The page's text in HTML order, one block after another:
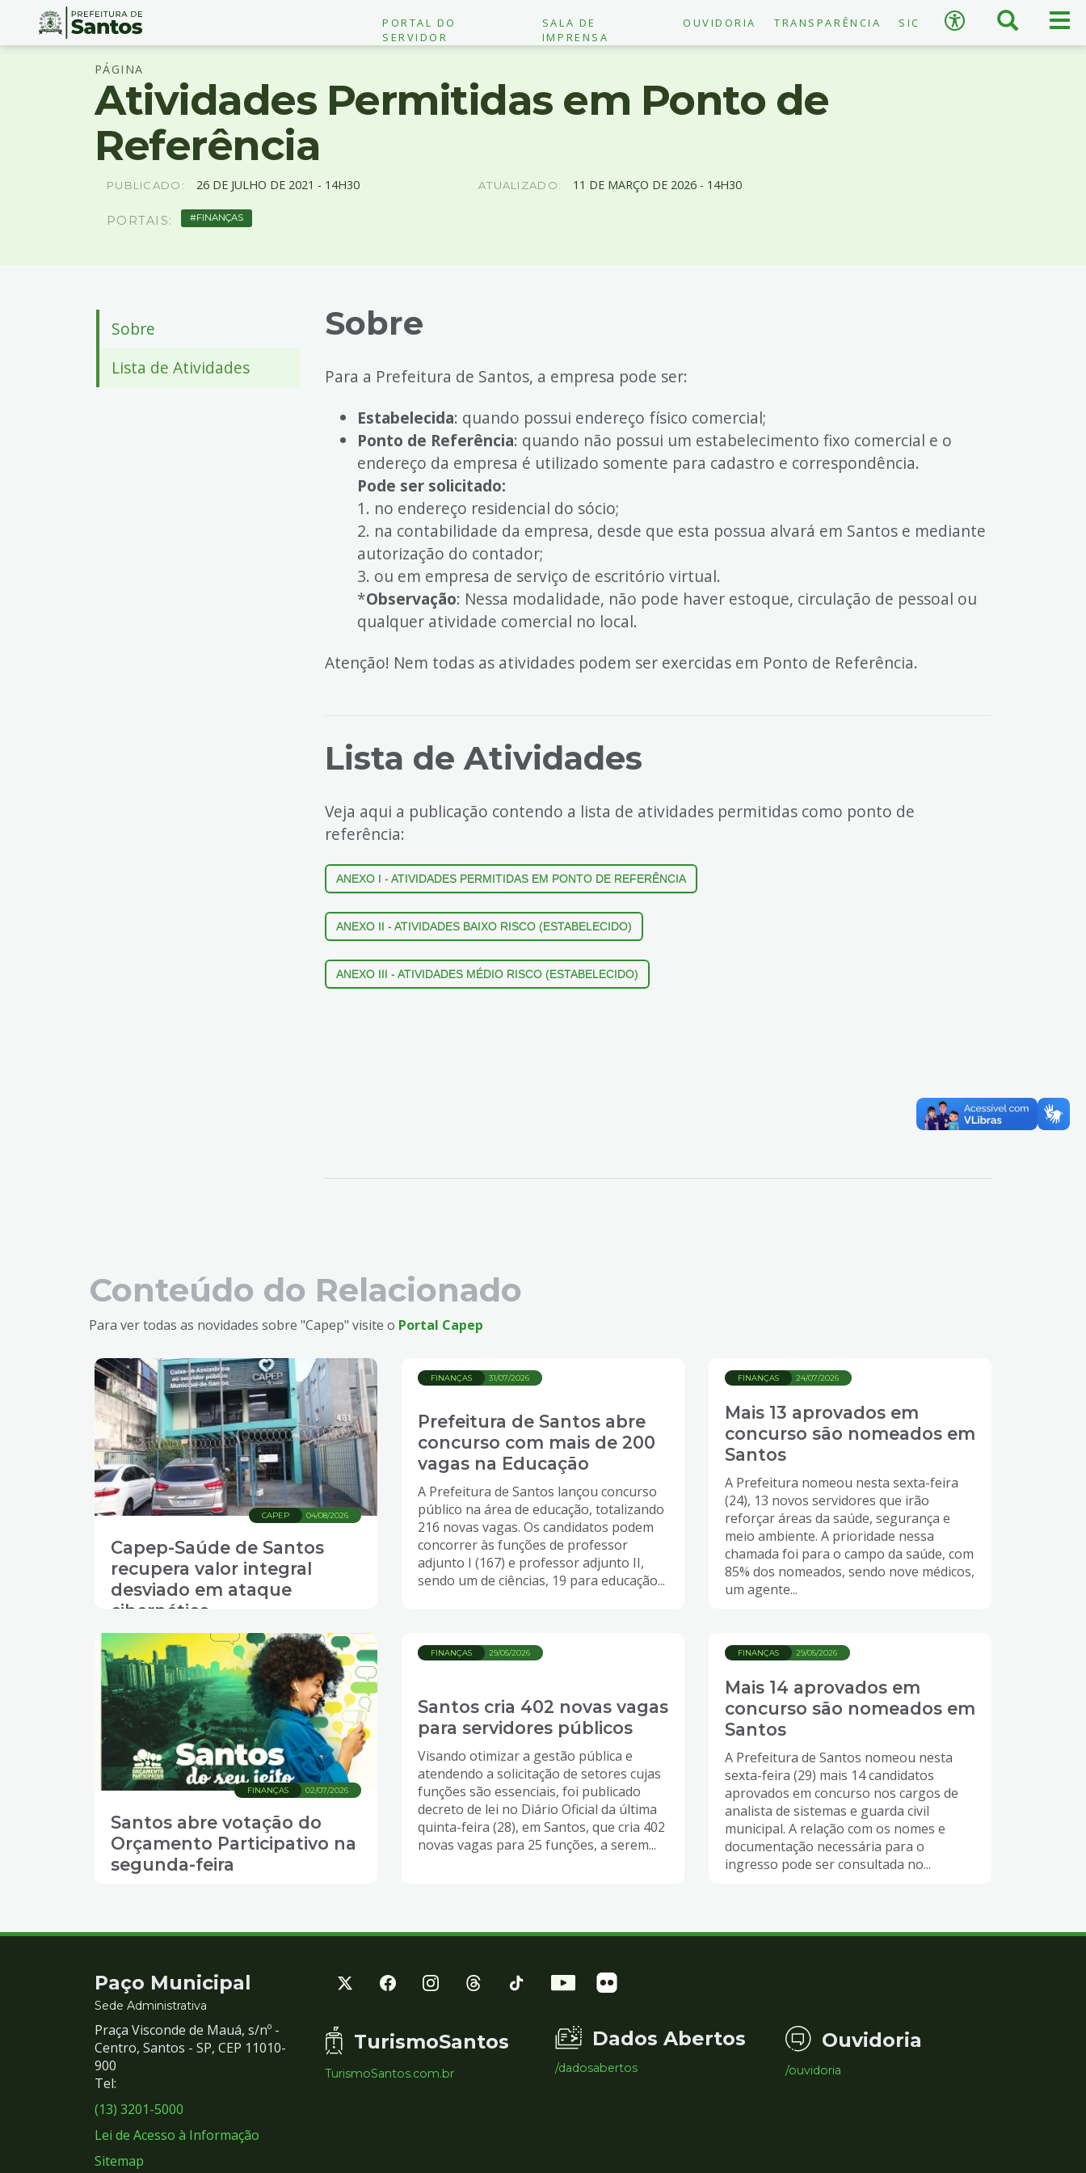
Ir
Busca
Acessibilidade
PORTAL DO
SERVIDOR
SALA DE
IMPRENSA
OUVIDORIA TRANSPARÊNCIA SIC ×
Conteúdo
PÁGINA
Atividades Permitidas em Ponto de
Referência
PUBLICADO: 26 DE JULHO DE 2021 - 14H30 ATUALIZADO: 11 DE MARÇO DE 2026 - 14H30
PORTAIS: FINANÇAS
Sobre
Lista de Atividades
Sobre
Para a Prefeitura de Santos, a empresa pode ser:
Estabelecida: quando possui endereço físico comercial;
Ponto de Referência: quando não possui um estabelecimento fixo comercial e o
endereço da empresa é utilizado somente para cadastro e correspondência.
Pode ser solicitado:
1. no endereço residencial do sócio;
2. na contabilidade da empresa, desde que esta possua alvará em Santos e mediante
autorização do contador;
3. ou em empresa de serviço de escritório virtual.
*Observação: Nessa modalidade, não pode haver estoque, circulação de pessoal ou
qualquer atividade comercial no local.
Atenção! Nem todas as atividades podem ser exercidas em Ponto de Referência.
Lista de Atividades
Veja aqui a publicação contendo a lista de atividades permitidas como ponto de
referência:
ANEXO I - ATIVIDADES PERMITIDAS EM PONTO DE REFERÊNCIA
ANEXO II - ATIVIDADES BAIXO RISCO (ESTABELECIDO)
ANEXO III - ATIVIDADES MÉDIO RISCO (ESTABELECIDO)
Conteúdo do Relacionado
Para ver todas as novidades sobre "Capep" visite o Portal Capep
04/08/2026
CAPEP
Capep-Saúde de Santos
recupera valor integral
desviado em ataque
cibernético
31/07/2026
FINANÇAS
Prefeitura de Santos abre
concurso com mais de 200
vagas na Educação
A Prefeitura de Santos lançou concurso
público na área de educação, totalizando
216 novas vagas. Os candidatos podem
concorrer às funções de professor
adjunto I (167) e professor adjunto II,
sendo um de ciências, 19 para educação...
24/07/2026
FINANÇAS
Mais 13 aprovados em
concurso são nomeados em
Santos
A Prefeitura nomeou nesta sexta-feira
(24), 13 novos servidores que irão
reforçar áreas da saúde, segurança e
meio ambiente. A prioridade nessa
chamada foi para o campo da saúde, com
85% dos nomeados, sendo nove médicos,
um agente...
02/07/2026
FINANÇAS
Santos abre votação do
Orçamento Participativo na
segunda-feira
29/05/2026
FINANÇAS
Santos cria 402 novas vagas
para servidores públicos
Visando otimizar a gestão pública e
atendendo a solicitação de setores cujas
funções são essenciais, foi publicado
decreto de lei no Diário Oficial da última
quinta-feira (28), em Santos, que cria 402
novas vagas para 25 funções, a serem...
29/05/2026
FINANÇAS
Mais 14 aprovados em
concurso são nomeados em
Santos
A Prefeitura de Santos nomeou nesta
sexta-feira (29) mais 14 candidatos
aprovados em concurso nos cargos de
analista de sistemas e guarda civil
municipal. A relação com os nomes e
documentação necessária para o
ingresso pode ser consultada no...
Contato
e
Redes
Sociais
Paço Municipal
Sede Administrativa
Praça Visconde de Mauá, s/nº -
Centro, Santos - SP, CEP 11010-
900
Tel:
(13) 3201-5000
Lei de Acesso à Informação
Sitemap
TurismoSantos
TurismoSantos.com.br
Dados Abertos
/dadosabertos
Ouvidoria
/ouvidoria